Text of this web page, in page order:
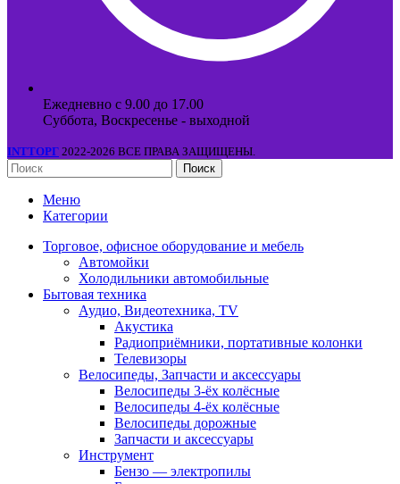
Ежедневно с 9.00 до 17.00
Суббота, Воскресенье - выходной
INTТОРГ 2022-2026 ВСЕ ПРАВА ЗАЩИЩЕНЫ.
Поиск
Меню
Категории
Торговое, офисное оборудование и мебель
Автомойки
Холодильники автомобильные
Бытовая техника
Аудио, Видеотехника, TV
Акустика
Радиоприёмники, портативные колонки
Телевизоры
Велосипеды, Запчасти и аксессуары
Велосипеды 3-ёх колёсные
Велосипеды 4-ёх колёсные
Велосипеды дорожные
Запчасти и аксессуары
Инструмент
Бензо — электропилы